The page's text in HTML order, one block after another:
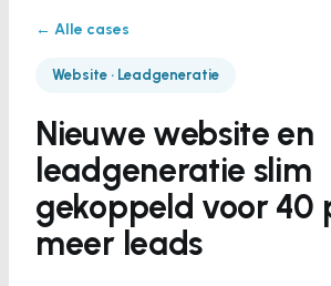
← Alle cases
Website · Leadgeneratie
Nieuwe website en
leadgeneratie slim
gekoppeld voor 40
meer leads